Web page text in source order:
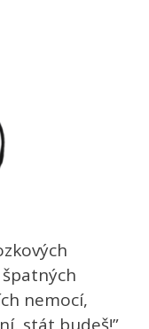
nemocí,
stát budeš!”